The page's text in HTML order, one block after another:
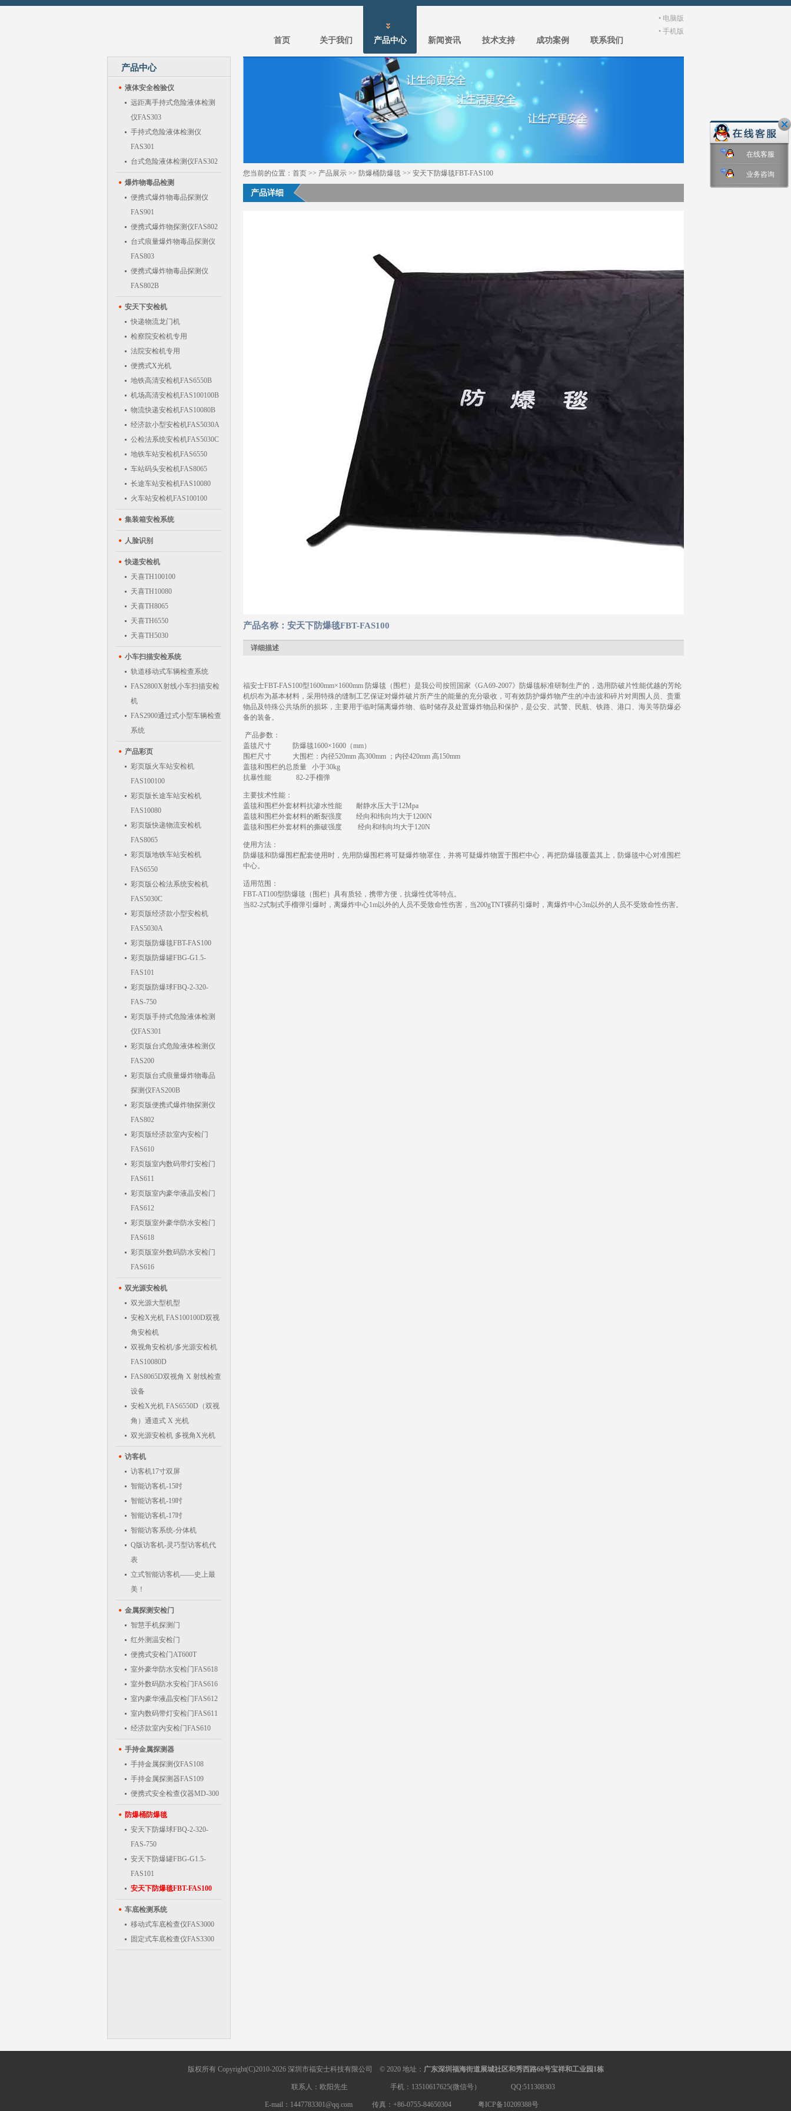
首页 关于我们 产品中心 新闻资讯 技术支持 成功案例 联系我们
• 电脑版
• 手机版
产品中心
液体安全检验仪
远距离手持式危险液体检测
仪FAS303
手持式危险液体检测仪
FAS301
台式危险液体检测仪FAS302
爆炸物毒品检测
便携式爆炸物毒品探测仪
FAS901
便携式爆炸物探测仪FAS802
台式痕量爆炸物毒品探测仪
FAS803
便携式爆炸物毒品探测仪
FAS802B
安天下安检机
快递物流龙门机
检察院安检机专用
法院安检机专用
便携式X光机
地铁高清安检机FAS6550B
机场高清安检机FAS100100B
物流快递安检机FAS10080B
经济款小型安检机FAS5030A
公检法系统安检机FAS5030C
地铁车站安检机FAS6550
车站码头安检机FAS8065
长途车站安检机FAS10080
火车站安检机FAS100100
集装箱安检系统
人脸识别
快递安检机
天喜TH100100
天喜TH10080
天喜TH8065
天喜TH6550
天喜TH5030
小车扫描安检系统
轨道移动式车辆检查系统
FAS2800X射线小车扫描安检
机
FAS2900通过式小型车辆检查
系统
产品彩页
彩页版火车站安检机
FAS100100
彩页版长途车站安检机
FAS10080
彩页版快递物流安检机
FAS8065
彩页版地铁车站安检机
FAS6550
彩页版公检法系统安检机
FAS5030C
彩页版经济款小型安检机
FAS5030A
彩页版防爆毯FBT-FAS100
彩页版防爆罐FBG-G1.5-
FAS101
彩页版防爆球FBQ-2-320-
FAS-750
彩页版手持式危险液体检测
仪FAS301
彩页版台式危险液体检测仪
FAS200
彩页版台式痕量爆炸物毒品
探测仪FAS200B
彩页版便携式爆炸物探测仪
FAS802
彩页版经济款室内安检门
FAS610
彩页版室内数码带灯安检门
FAS611
彩页版室内豪华液晶安检门
FAS612
彩页版室外豪华防水安检门
FAS618
彩页版室外数码防水安检门
FAS616
双光源安检机
双光源大型机型
安检X光机 FAS100100D双视
角安检机
双视角安检机/多光源安检机
FAS10080D
FAS8065D双视角 X 射线检查
设备
安检X光机 FAS6550D（双视
角）通道式 X 光机
双光源安检机 多视角X光机
访客机
访客机17寸双屏
智能访客机-15吋
智能访客机-19吋
智能访客机-17吋
智能访客系统-分体机
Q版访客机-灵巧型访客机代
表
立式智能访客机——史上最
美！
金属探测安检门
智慧手机探测门
红外测温安检门
便携式安检门AT600T
室外豪华防水安检门FAS618
室外数码防水安检门FAS616
室内豪华液晶安检门FAS612
室内数码带灯安检门FAS611
经济款室内安检门FAS610
手持金属探测器
手持金属探测仪FAS108
手持金属探测器FAS109
便携式安全检查仪器MD-300
防爆桶防爆毯
安天下防爆球FBQ-2-320-
FAS-750
安天下防爆罐FBG-G1.5-
FAS101
安天下防爆毯FBT-FAS100
车底检测系统
移动式车底检查仪FAS3000
固定式车底检查仪FAS3300
您当前的位置： 首页 >> 产品展示 >> 防爆桶防爆毯 >> 安天下防爆毯FBT-FAS100
产品详细
产品名称：安天下防爆毯FBT-FAS100
详细描述
福安士FBT-FAS100型1600mm×1600mm 防爆毯（围栏）是我公司按照国家《GA69-2007》防爆毯标准研制生产的，选用防破片性能优越的芳纶
机织布为基本材料，采用特殊的缝制工艺保证对爆炸破片所产生的能量的充分吸收，可有效防护爆炸物产生的冲击波和碎片对周围人员、贵重
物品及特殊公共场所的损坏，主要用于临时隔离爆炸物、临时储存及处置爆炸物品和保护，是公安、武警、民航、铁路、港口、海关等防爆必
备的装备。
产品参数：
盖毯尺寸 防爆毯1600×1600（mm）
围栏尺寸 大围栏：内径520mm 高300mm ；内径420mm 高150mm
盖毯和围栏的总质量 小于30kg
抗暴性能 82-2手榴弹
主要技术性能：
盖毯和围栏外套材料抗渗水性能 耐静水压大于12Mpa
盖毯和围栏外套材料的断裂强度 经向和纬向均大于1200N
盖毯和围栏外套材料的撕破强度 经向和纬向均大于120N
使用方法：
防爆毯和防爆围栏配套使用时，先用防爆围栏将可疑爆炸物罩住，并将可疑爆炸物置于围栏中心，再把防爆毯覆盖其上，防爆毯中心对准围栏
中心。
适用范围：
FBT-AT100型防爆毯（围栏）具有质轻，携带方便，抗爆性优等特点。
当82-2式制式手榴弹引爆时，离爆炸中心1m以外的人员不受致命性伤害，当200gTNT裸药引爆时，离爆炸中心3m以外的人员不受致命性伤害。
版权所有 Copyright(C)2010-2026 深圳市福安士科技有限公司 © 2020 地址： 广东深圳福海街道展城社区和秀西路68号宝祥和工业园1栋
联系人：欧阳先生 手机：13510617625(微信号） QQ:511308303
E-mail： 1447783301@qq.com 传真：+86-0755-84650304 粤ICP备10209388号
在线客服
业务咨询